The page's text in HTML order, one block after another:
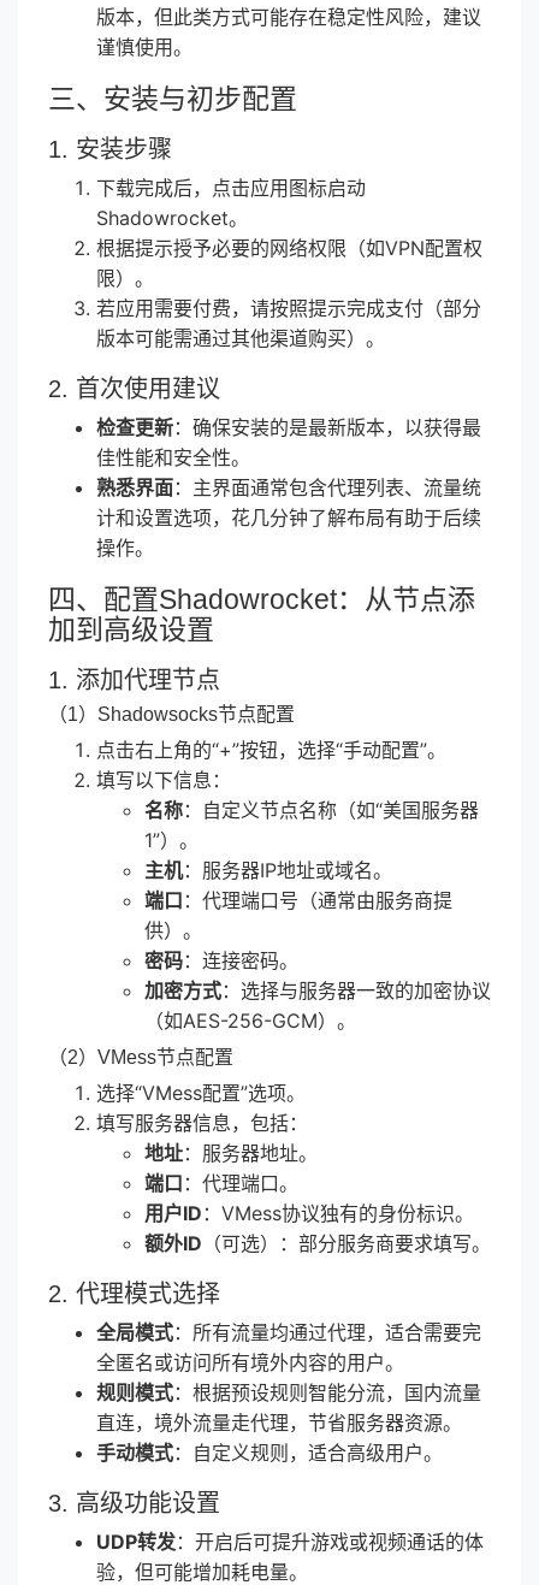
版本，但此类方式可能存在稳定性风险，建议
谨慎使用。
三、安装与初步配置
1. 安装步骤
下载完成后，点击应用图标启动
Shadowrocket。
根据提示授予必要的网络权限（如VPN配置权
限）。
若应用需要付费，请按照提示完成支付（部分
版本可能需通过其他渠道购买）。
2. 首次使用建议
检查更新：确保安装的是最新版本，以获得最
佳性能和安全性。
熟悉界面：主界面通常包含代理列表、流量统
计和设置选项，花几分钟了解布局有助于后续
操作。
四、配置Shadowrocket：从节点添
加到高级设置
1. 添加代理节点
（1）Shadowsocks节点配置
点击右上角的“+”按钮，选择“手动配置”。
填写以下信息：
名称：自定义节点名称（如“美国服务器
1”）。
主机：服务器IP地址或域名。
端口 ：代理端口号（通常由服务商提
供）。
密码：连接密码。
加密方式：选择与服务器一致的加密协议
（如AES-256-GCM）。
（2）VMess节点配置
选择“VMess配置”选项。
填写服务器信息，包括：
地址：服务器地址。
端口 ：代理端口。
用户ID ：VMess协议独有的身份标识。
额外ID （可选）：部分服务商要求填写。
2. 代理模式选择
全局模式：所有流量均通过代理，适合需要完
全匿名或访问所有境外内容的用户。
规则模式：根据预设规则智能分流，国内流量
直连，境外流量走代理，节省服务器资源。
手动模式：自定义规则，适合高级用户。
3. 高级功能设置
UDP转发：开启后可提升游戏或视频通话的体
验，但可能增加耗电量。